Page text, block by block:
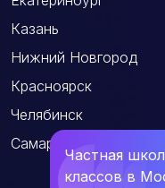
Казань
Нижний Новгород
Красноярск
Челябинск
Самара
Частная
классов в